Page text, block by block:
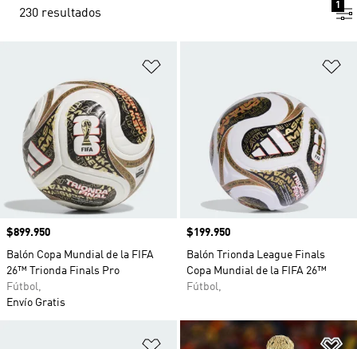
230 resultados
1
Precio
$899.950
Balón Copa Mundial de la FIFA
26™ Trionda Finals Pro
Fútbol,
Envío Gratis
Precio
$199.950
Balón Trionda League Finals
Copa Mundial de la FIFA 26™
Fútbol,
Añadir a la lista de deseos